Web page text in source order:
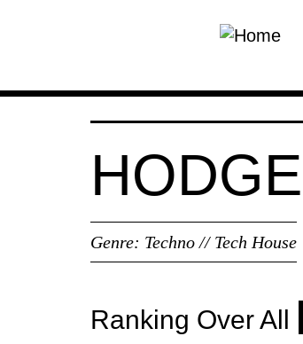
HODGE
Genre: Techno // Tech House
Ranking Over All